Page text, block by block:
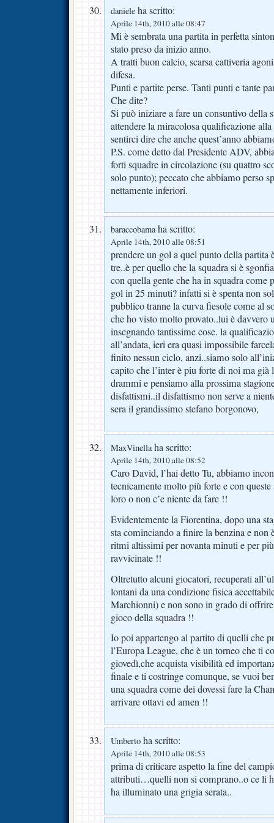
daniele ha scritto:
Aprile 14th, 2010 alle 08:47
Mi è sembrata una partita in perfetta
stato preso da inizio anno.
A tratti buon calcio, scarsa cattiveria
difesa.
Punti e partite perse. Tanti punti e tante
Che dite?
Si può iniziare a fare un consuntivo della
attendere la miracolosa qualificazione
sentirci dire che anche quest’anno
P.S. come detto dal Presidente ADV,
forti squadre in circolazione (su quattro
solo punto); peccato che abbiamo perso
nettamente inferiori.
baraccobamaha scritto:
Aprile 14th, 2010 alle 08:51
prendere un gol a quel punto della partita
tre..è per quello che la squadra si è
con quella gente che ha in squadra come
gol in 25 minuti? infatti si è spenta non
pubblico tranne la curva fiesole come al
che ho visto molto provato..lui è davvero
insegnando tantissime cose. la
all’andata, ieri era quasi impossibile
finito nessun ciclo, anzi..siamo solo
capito che l’inter è piu forte di noi ma
drammi e pensiamo alla prossima
disfattismi..il disfattismo non serve a
sera il grandissimo stefano borgonovo,
MaxVinellaha scritto:
Aprile 14th, 2010 alle 08:52
Caro David, l’hai detto Tu, abbiamo
tecnicamente molto più forte e con
loro o non c’e niente da fare !!
Evidentemente la Fiorentina, dopo una
sta cominciando a finire la benzina e non
ritmi altissimi per novanta minuti e per
ravvicinate !!
Oltretutto alcuni giocatori, recuperati
lontani da una condizione fisica
Marchionni) e non sono in grado di
gioco della squadra !!
Io poi appartengo al partito di quelli che
l’Europa League, che è un torneo che ti
giovedì,che acquista visibilità ed
finale e ti costringe comunque, se vuoi
una squadra come dei dovessi fare la
arrivare ottavi ed amen !!
Umberto ha scritto:
Aprile 14th, 2010 alle 08:53
prima di criticare aspetto la fine del
attributi…quelli non si comprano..o ce li
ha illuminato una grigia serata..